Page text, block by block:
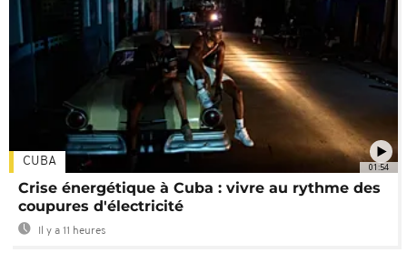
01:54
CUBA
Crise énergétique à Cuba : vivre au rythme des
coupures d'électricité
Il y a 11 heures